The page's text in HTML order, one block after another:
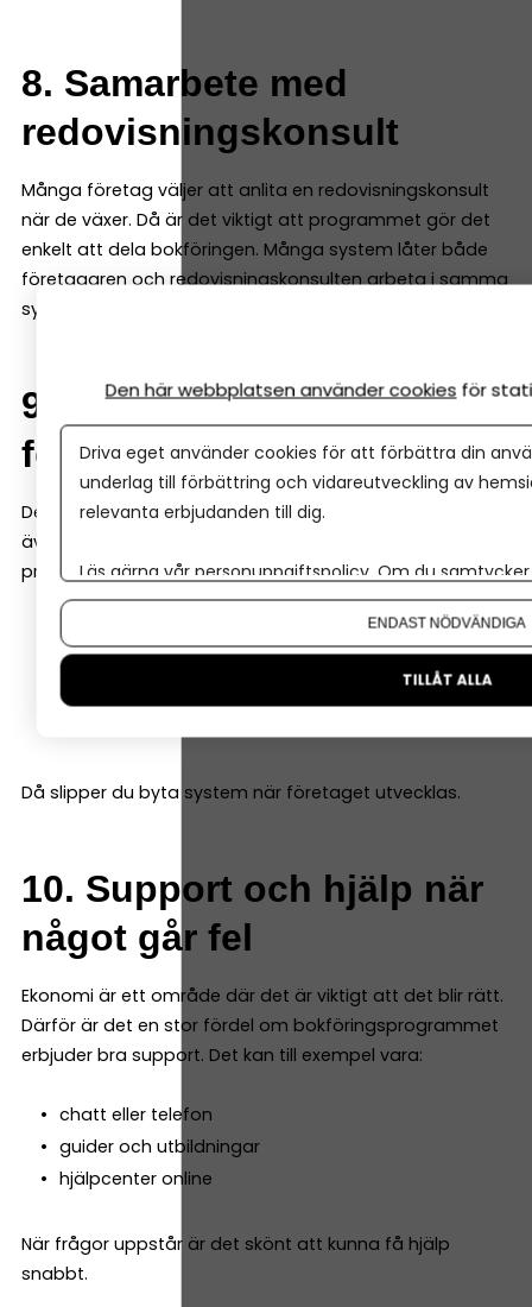
8. Samarbete med
redovisningskonsult
Många företag väljer att anlita en redovisningskonsult
när de växer. Då är det viktigt att programmet gör det
enkelt att dela bokföringen. Många system låter både
företagaren och redovisningskonsulten arbeta i samma
system samtidigt.
9. Möjlighet att växa med
företaget
Det bokföringsprogram du väljer i början bör fungera
även när företaget växer. Det är därför bra om
programmet även kan hantera saker som:
löner
projektredovisning
lager
Då slipper du byta system när företaget utvecklas.
10. Support och hjälp när
något går fel
Ekonomi är ett område där det är viktigt att det blir rätt.
Därför är det en stor fördel om bokföringsprogrammet
erbjuder bra support. Det kan till exempel vara:
chatt eller telefon
guider och utbildningar
hjälpcenter online
När frågor uppstår är det skönt att kunna få hjälp
snabbt.
Den här webbplatsen använder cookies för
Driva eget använder cookies för att förbättra din
underlag till förbättring och vidareutveckling av
relevanta erbjudanden till dig.
Läs gärna vår personuppgiftspolicy. Om du
Om du vill ändra ditt val i efterhand hittar du den
ENDAST NÖDVÄNDIGA
TILLÅT ALLA